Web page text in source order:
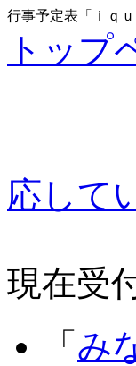
行事予定表「ｉｑｕ
トップ
応して
現在受
「 み